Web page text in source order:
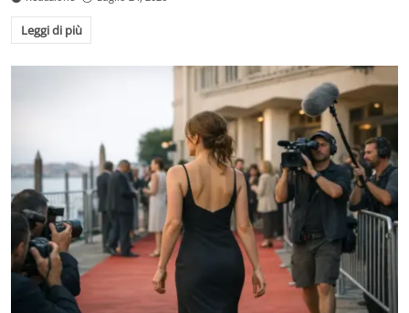
Leggi di più